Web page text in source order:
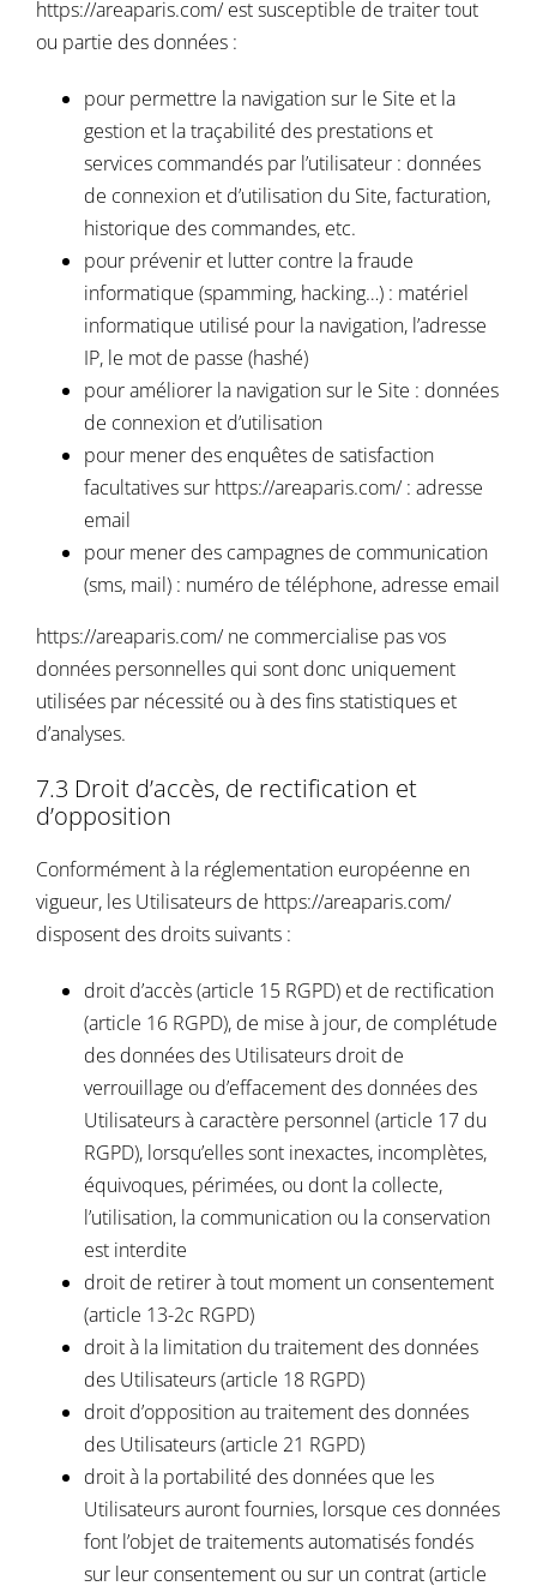
https://areaparis.com/est susceptible de traiter tout
ou partie des données :
pour permettre la navigation sur le Site et la
gestion et la traçabilité des prestations et
services commandés par l’utilisateur : données
de connexion et d’utilisation du Site, facturation,
historique des commandes, etc.
pour prévenir et lutter contre la fraude
informatique (spamming, hacking…) : matériel
informatique utilisé pour la navigation, l’adresse
IP, le mot de passe (hashé)
pour améliorer la navigation sur le Site : données
de connexion et d’utilisation
pour mener des enquêtes de satisfaction
facultatives sur https://areaparis.com/: adresse
email
pour mener des campagnes de communication
(sms, mail) : numéro de téléphone, adresse email
https://areaparis.com/ne commercialise pas vos
données personnelles qui sont donc uniquement
utilisées par nécessité ou à des fins statistiques et
d’analyses.
7.3 Droit d’accès, de rectification et
d’opposition
Conformément à la réglementation européenne en
vigueur, les Utilisateurs de https://areaparis.com/
disposent des droits suivants :
droit d’accès (article 15 RGPD) et de rectification
(article 16 RGPD), de mise à jour, de complétude
des données des Utilisateurs droit de
verrouillage ou d’effacement des données des
Utilisateurs à caractère personnel (article 17 du
RGPD), lorsqu’elles sont inexactes, incomplètes,
équivoques, périmées, ou dont la collecte,
l’utilisation, la communication ou la conservation
est interdite
droit de retirer à tout moment un consentement
(article 13-2c RGPD)
droit à la limitation du traitement des données
des Utilisateurs (article 18 RGPD)
droit d’opposition au traitement des données
des Utilisateurs (article 21 RGPD)
droit à la portabilité des données que les
Utilisateurs auront fournies, lorsque ces données
font l’objet de traitements automatisés fondés
sur leur consentement ou sur un contrat (article